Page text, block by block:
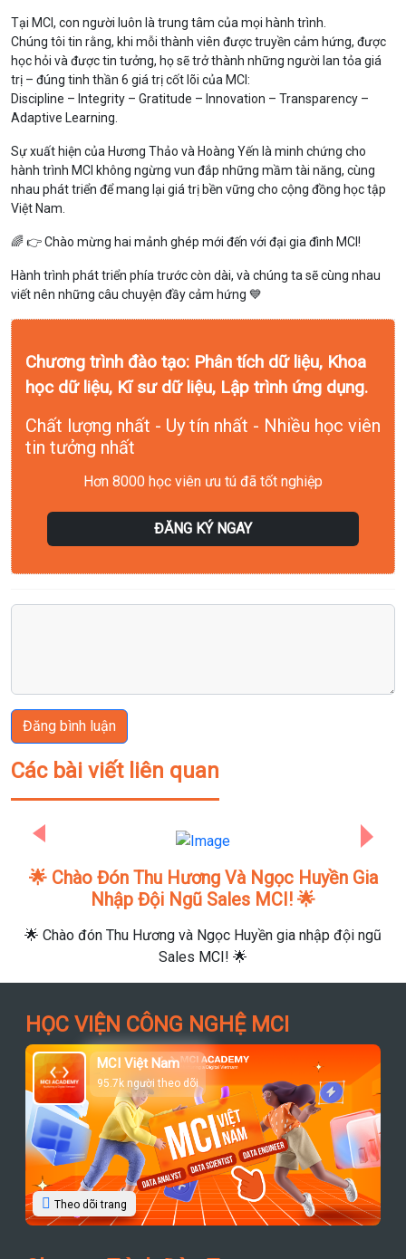
Tại MCI, con người luôn là trung tâm của mọi hành trình.
Chúng tôi tin rằng, khi mỗi thành viên được truyền cảm hứng, được
học hỏi và được tin tưởng, họ sẽ trở thành những người lan tỏa giá
trị – đúng tinh thần 6 giá trị cốt lõi của MCI:
Discipline – Integrity – Gratitude – Innovation – Transparency –
Adaptive Learning.
Sự xuất hiện của Hương Thảo và Hoàng Yến là minh chứng cho
hành trình MCI không ngừng vun đắp những mầm tài năng, cùng
nhau phát triển để mang lại giá trị bền vững cho cộng đồng học tập
Việt Nam.
🌈 👉 Chào mừng hai mảnh ghép mới đến với đại gia đình MCI!
Hành trình phát triển phía trước còn dài, và chúng ta sẽ cùng nhau
viết nên những câu chuyện đầy cảm hứng 💙
Chương trình đào tạo: Phân tích dữ liệu, Khoa
học dữ liệu, Kĩ sư dữ liệu, Lập trình ứng dụng.
Chất lượng nhất - Uy tín nhất - Nhiều học viên
tin tưởng nhất
Hơn 8000 học viên ưu tú đã tốt nghiệp
ĐĂNG KÝ NGAY
Đăng bình luận
Các bài viết liên quan
Đón Thu Hương Và Ngọc Huyền Gia
Nhập Đội Ngũ Sales MCI! 🌟
đón Thu Hương và Ngọc Huyền gia nhập đội ngũ
Sales MCI! 🌟
Previous
HỌC VIỆN CÔNG NGHỆ MCI
MCI Việt Nam
95.7k người theo dõi
Theo dõi trang